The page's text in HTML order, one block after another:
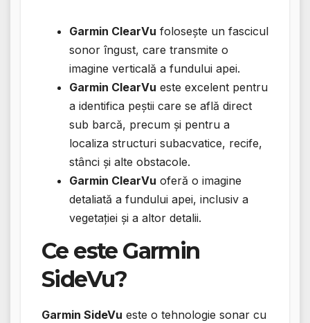
Garmin ClearVu folosește un fascicul
sonor îngust, care transmite o
imagine verticală a fundului apei.
Garmin ClearVu este excelent pentru
a identifica peștii care se află direct
sub barcă, precum și pentru a
localiza structuri subacvatice, recife,
stânci și alte obstacole.
Garmin ClearVu oferă o imagine
detaliată a fundului apei, inclusiv a
vegetației și a altor detalii.
Ce este Garmin
SideVu?
Garmin SideVu este o tehnologie sonar cu